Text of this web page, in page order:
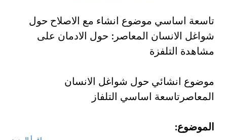
تاسعة اساسي موضوع انشاء مع الاصلاح حول
شواغل الانسان المعاصر: حول الادمان على
مشاهدة التلفزة
موضوع انشائي حول شواغل الانسان
المعاصرتاسعة اساسي التلفاز
الموضوع: